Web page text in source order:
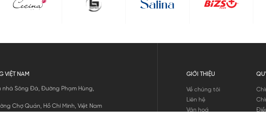
VIỆT NAM
nhà Sông Đà, Đường Phạm Hùng,
Chợ Quán, Hồ Chí Minh, Việt Nam
GIỚI THIỆU
Về chúng tôi
Liên hệ
Văn hoá